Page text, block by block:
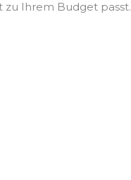
zu Ihrem Budget passt.